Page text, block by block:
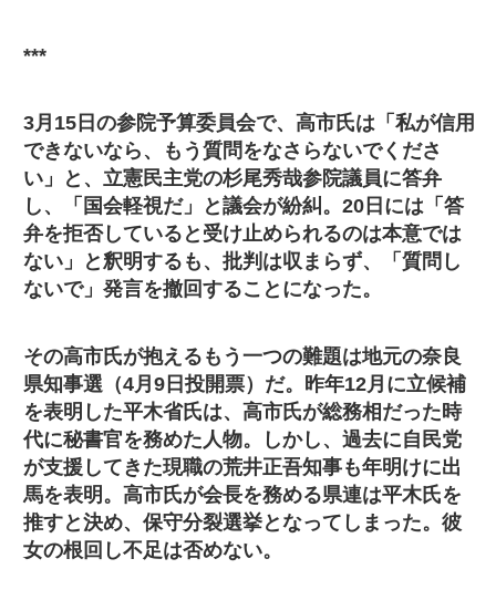
***
3月15日の参院予算委員会で、高市氏は「私が信用
できないなら、もう質問をなさらないでくださ
い」と、立憲民主党の杉尾秀哉参院議員に答弁
し、「国会軽視だ」と議会が紛糾。20日には「答
弁を拒否していると受け止められるのは本意では
ない」と釈明するも、批判は収まらず、「質問し
ないで」発言を撤回することになった。
その高市氏が抱えるもう一つの難題は地元の奈良
県知事選（4月9日投開票）だ。昨年12月に立候補
を表明した平木省氏は、高市氏が総務相だった時
代に秘書官を務めた人物。しかし、過去に自民党
が支援してきた現職の荒井正吾知事も年明けに出
馬を表明。高市氏が会長を務める県連は平木氏を
推すと決め、保守分裂選挙となってしまった。彼
女の根回し不足は否めない。